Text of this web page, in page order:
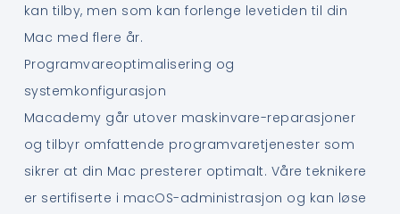
kan tilby, men som kan forlenge levetiden til din
Mac med flere år.
Programvareoptimalisering og
systemkonfigurasjon
Macademy går utover maskinvare-reparasjoner
og tilbyr omfattende programvaretjenester som
sikrer at din Mac presterer optimalt. Våre teknikere
er sertifiserte i macOS-administrasjon og kan løse